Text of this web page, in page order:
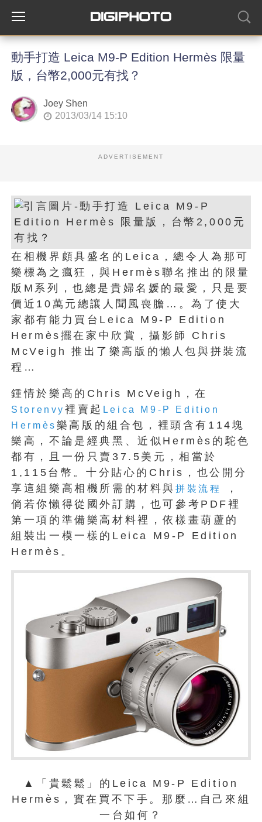
動手打造 Leica M9-P Edition Hermès 限量
版，台幣2,000元有找？
Joey Shen
2013/03/14 15:10
ADVERTISEMENT
在相機界頗具盛名的Leica，總令人為那可
樂標為之瘋狂，與Hermès聯名推出的限量
版M系列，也總是貴婦名媛的最愛，只是要
價近10萬元總讓人聞風喪膽…。為了使大
家都有能力買台Leica M9-P Edition
Hermès擺在家中欣賞，攝影師 Chris
McVeigh 推出了樂高版的懶人包與拼裝流
程…
鍾情於樂高的Chris McVeigh，在
Storenvy 裡賣起 Leica M9-P Edition
Hermès 樂高版的組合包，裡頭含有114塊
樂高，不論是經典黑、近似Hermès的駝色
都有，且一份只賣37.5美元，相當於
1,115台幣。十分貼心的Chris，也公開分
享這組樂高相機所需的材料與 拼裝流程
，
倘若你懶得從國外訂購，也可參考PDF裡
第一項的準備樂高材料裡，依樣畫葫蘆的
組裝出一模一樣的Leica M9-P Edition
Hermès。
▲「貴鬆鬆」的Leica M9-P Edition
Hermès，實在買不下手。那麼…自己來組
一台如何？